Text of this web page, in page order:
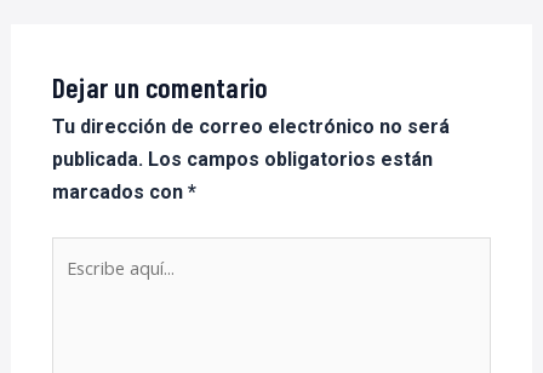
Dejar un comentario
Tu dirección de correo electrónico no será
publicada. Los campos obligatorios están
marcados con *